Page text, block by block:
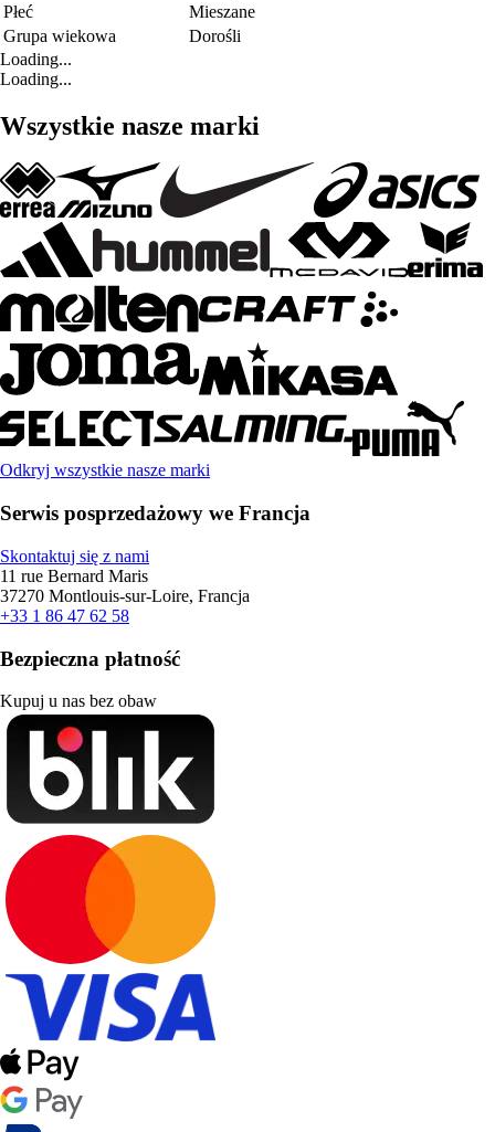
Płeć
Mieszane
Grupa wiekowa
Dorośli
Loading...
Loading...
Wszystkie nasze marki
Odkryj wszystkie nasze marki
Serwis posprzedażowy we Francja
Skontaktuj się z nami
11 rue Bernard Maris
37270 Montlouis-sur-Loire, Francja
+33 1 86 47 62 58
Bezpieczna płatność
Kupuj u nas bez obaw